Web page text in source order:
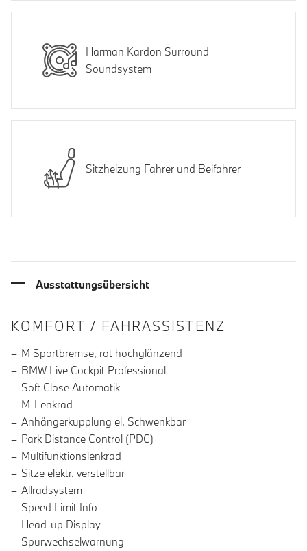
Harman Kardon Surround
Soundsystem
Sitzheizung Fahrer und Beifahrer
Ausstattungsübersicht
INFORMATIONEN ÜBER DIE
KOMFORT / FAHRASSISTENZ
M Sportbremse, rot hochglänzend
BMW Live Cockpit Professional
Soft Close Automatik
M-Lenkrad
Anhängerkupplung el. Schwenkbar
Park Distance Control (PDC)
Multifunktionslenkrad
Sitze elektr. verstellbar
Allradsystem
Speed Limit Info
Head-up Display
Spurwechselwarnung